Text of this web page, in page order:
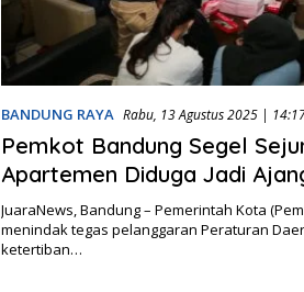
BANDUNG RAYA Rabu, 13 Agustus 2025 |
Pemkot Bandung Segel
Apartemen Diduga Jadi
JuaraNews, Bandung – Pemerintah Kota
menindak tegas pelanggaran Peraturan
ketertiban…